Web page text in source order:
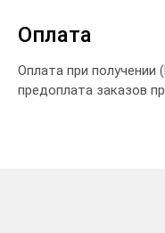
Оплата
Оплата при получении
предоплата заказов